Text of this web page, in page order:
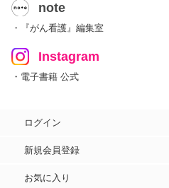
note
・『がん看護』編集室
Instagram
・電子書籍 公式
ログイン
新規会員登録
お気に入り